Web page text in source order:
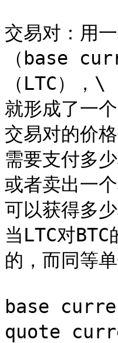
交易对：用
（base
（LTC），\
就形成了一
交易对的价
需要支付多
或者卖出一
可以获得多
当LTC对
的，而同等
base
quote